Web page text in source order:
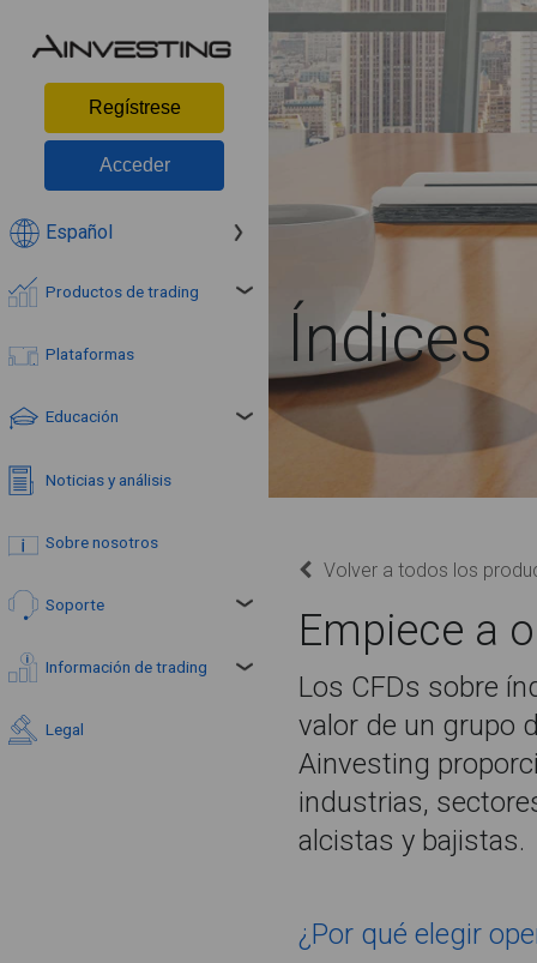
Regístrese
Acceder
Español
Productos de trading
Plataformas
Educación
Noticias y análisis
Sobre nosotros
Soporte
Información de trading
Legal
Índices
Volver a todos los
Empiece a
Los CFDs sobre
valor de un grupo
Ainvesting
industrias,
alcistas y bajistas.
¿Por qué elegir